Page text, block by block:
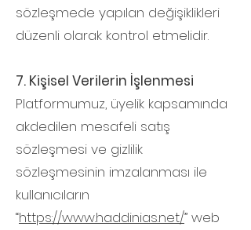
sözleşmede yapılan değişiklikleri
düzenli olarak kontrol etmelidir.
7. Kişisel Verilerin İşlenmesi
Platformumuz, üyelik kapsamında
akdedilen mesafeli satış
sözleşmesi ve gizlilik
sözleşmesinin imzalanması ile
kullanıcıların
“https://www.haddinias.net/” web